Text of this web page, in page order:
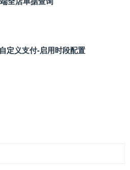
定义支付‑启用时段配置